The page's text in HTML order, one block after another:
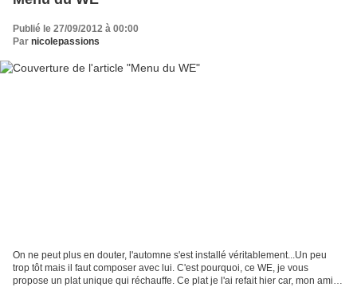
Publié le 27/09/2012 à 00:00
Par nicolepassions
On ne peut plus en douter, l'automne s'est installé véritablement...Un peu
trop tôt mais il faut composer avec lui. C'est pourquoi, ce WE, je vous
propose un plat unique qui réchauffe. Ce plat je l'ai refait hier car, mon amie